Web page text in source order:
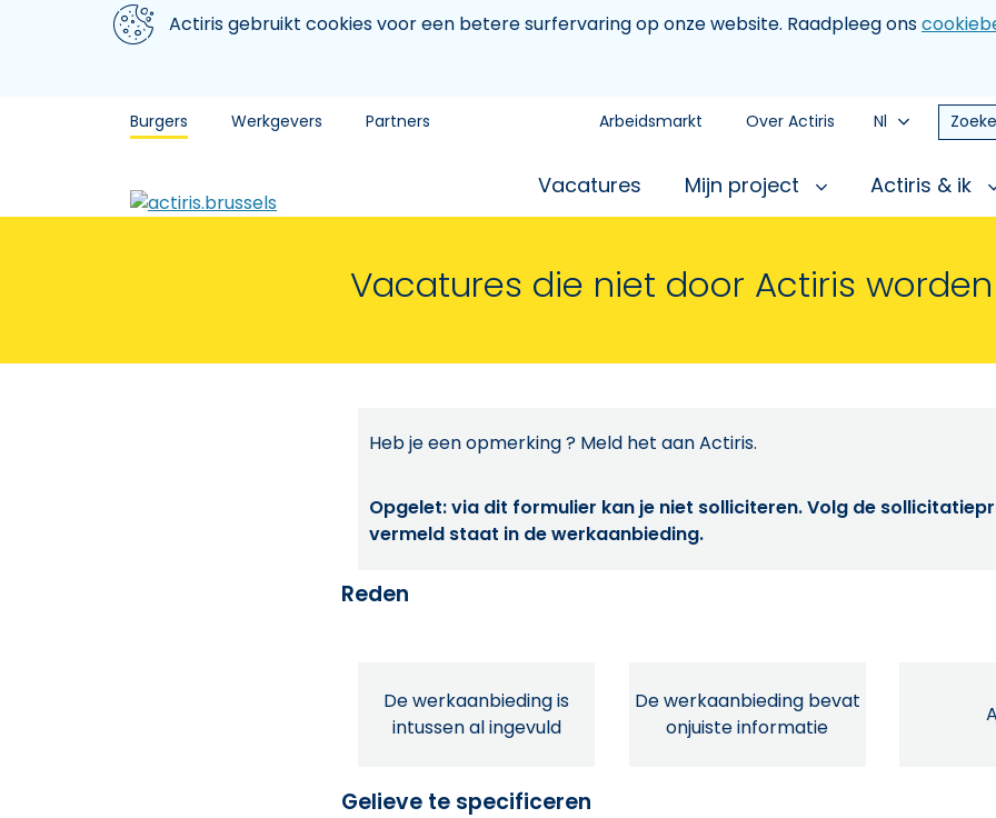
Aller au contenu principal
We gebruiken cookiesActiris gebruikt cookies voor een betere surfervaring op onze website. Raadpleeg ons
Burgers Werkgevers Partners Arbeidsmarkt Over Actiris Nl
Vacatures Mijn project Actiris & ik
Vacatures die niet door Actiris
Heb je een opmerking ? Meld het aan Actiris.
Opgelet: via dit formulier kan je niet solliciteren. Volg de
vermeld staat in de werkaanbieding.
Reden
De werkaanbieding is
intussen al ingevuld
De werkaanbieding bevat
onjuiste informatie
Gelieve te specificeren